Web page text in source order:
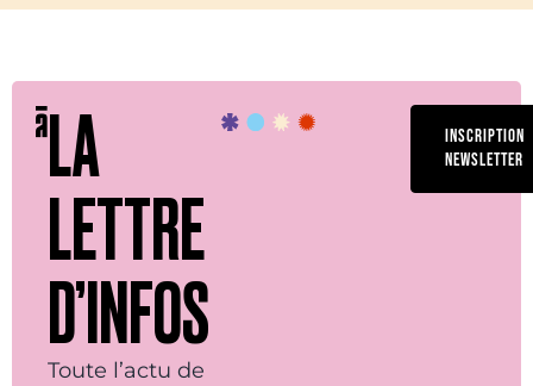
LA
LETTRE
D’INFOS
Toute l’actu de
INSCRIPTION
NEWSLETTER